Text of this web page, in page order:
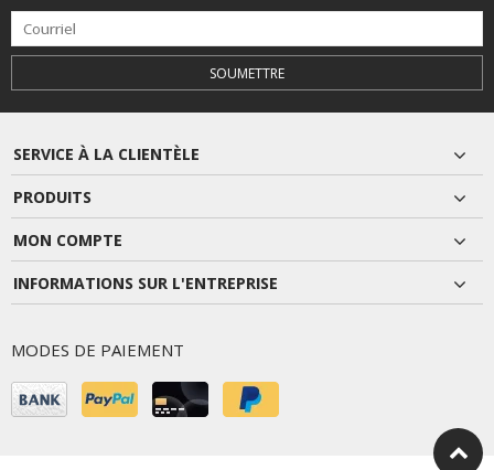
SOUMETTRE
SERVICE À LA CLIENTÈLE
PRODUITS
MON COMPTE
INFORMATIONS SUR L'ENTREPRISE
MODES DE PAIEMENT